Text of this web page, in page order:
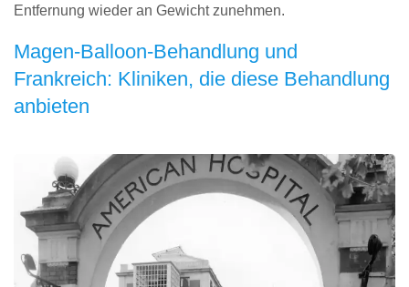
Entfernung wieder an Gewicht zunehmen.
Magen-Balloon-Behandlung und
Frankreich: Kliniken, die diese Behandlung
anbieten